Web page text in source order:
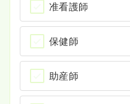
准看護師
保健師
助産師